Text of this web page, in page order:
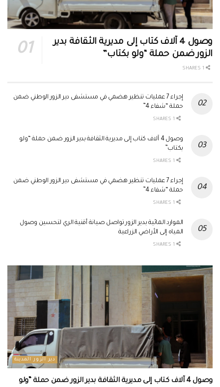
وصول 4 آلاف كتاب إلى مديرية الثقافة بدير
الزور ضمن حملة “ولو بكتاب”
إجراء 7 عمليات تنظير هضمي في مستشفى دير الزور الوطني ضمن
حملة “شفاء 4”
وصول 4 آلاف كتاب إلى مديرية الثقافة بدير الزور ضمن حملة “ولو
بكتاب”
إجراء 7 عمليات تنظير هضمي في مستشفى دير الزور الوطني ضمن
حملة “شفاء 4”
الموارد المائية بدير الزور تواصل صيانة أقنية الري لتحسين وصول
المياه إلى الأراضي الزراعية
دير الزور المدينة
وصول 4 آلاف كتاب إلى مديرية الثقافة بدير الزور ضمن حملة “ولو